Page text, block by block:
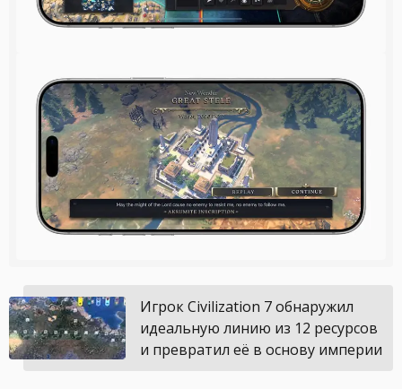
Игрок Civilization 7 обнаружил
идеальную линию из 12 ресурсов
и превратил её в основу империи